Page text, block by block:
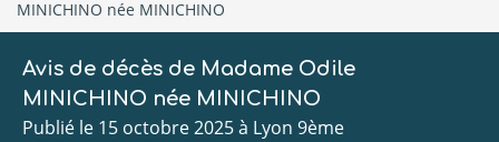
MINICHINO née MINICHINO
Avis de décès de Madame Odile
MINICHINO née MINICHINO
Publié le 15 octobre 2025 à Lyon 9ème